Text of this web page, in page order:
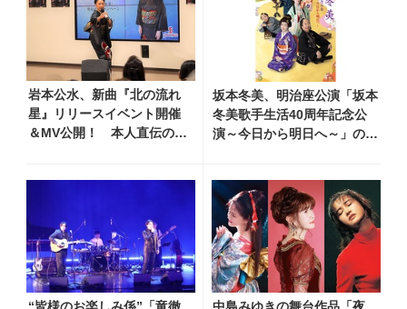
岩本公水、新曲『北の流れ
星』リリースイベント開催
＆MV公開！ 本人直伝の歌
坂本冬美、明治座公演「坂本
冬美歌手生活40周年記念公
演～今日から明日へ～」のメ
“皆様のお楽しみ係”「竜徹